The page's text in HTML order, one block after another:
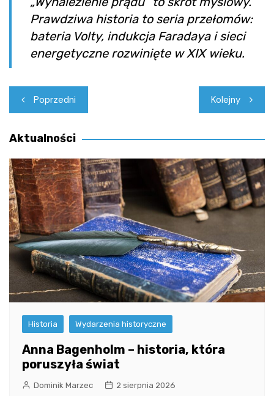
Prawdziwa historia to seria przełomów:
bateria Volty, indukcja Faradaya i sieci
energetyczne rozwinięte w XIX wieku.
Nawigacja
wpisu
Poprzedni Kolejny
Aktualności
Historia Wydarzenia historyczne
Anna Bagenholm – historia, która
poruszyła świat
Dominik Marzec 2 sierpnia 2026